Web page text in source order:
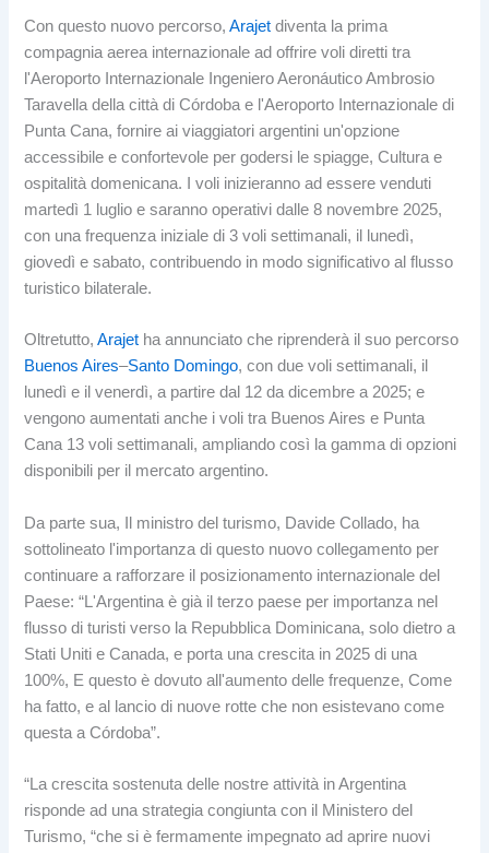
Con questo nuovo percorso,Arajet diventa la prima
compagnia aerea internazionale ad offrire voli diretti tra
l'Aeroporto Internazionale Ingeniero Aeronáutico Ambrosio
Taravella della città di Córdoba e l'Aeroporto Internazionale di
Punta Cana, fornire ai viaggiatori argentini un'opzione
accessibile e confortevole per godersi le spiagge, Cultura e
ospitalità domenicana. I voli inizieranno ad essere venduti
martedì 1 luglio e saranno operativi dalle 8 novembre 2025,
con una frequenza iniziale di 3 voli settimanali, il lunedì,
giovedì e sabato, contribuendo in modo significativo al flusso
turistico bilaterale.
Oltretutto,Arajet ha annunciato che riprenderà il suo percorso
Buenos Aires–Santo Domingo, con due voli settimanali, il
lunedì e il venerdì, a partire dal 12 da dicembre a 2025; e
vengono aumentati anche i voli tra Buenos Aires e Punta
Cana 13 voli settimanali, ampliando così la gamma di opzioni
disponibili per il mercato argentino.
Da parte sua, Il ministro del turismo, Davide Collado, ha
sottolineato l'importanza di questo nuovo collegamento per
continuare a rafforzare il posizionamento internazionale del
Paese: “L'Argentina è già il terzo paese per importanza nel
flusso di turisti verso la Repubblica Dominicana, solo dietro a
Stati Uniti e Canada, e porta una crescita in 2025 di una
100%, E questo è dovuto all'aumento delle frequenze, Come
ha fatto, e al lancio di nuove rotte che non esistevano come
questa a Córdoba”.
“La crescita sostenuta delle nostre attività in Argentina
risponde ad una strategia congiunta con il Ministero del
Turismo, “che si è fermamente impegnato ad aprire nuovi